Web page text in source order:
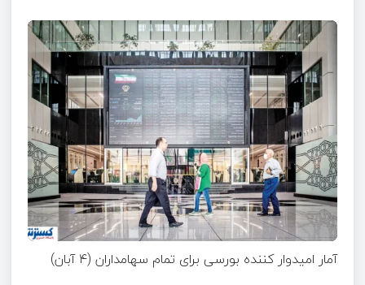
آمار امیدوار کننده بورسی برای تمام سهامداران (۴ آبان)